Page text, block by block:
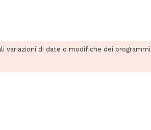
di date o modifiche dei